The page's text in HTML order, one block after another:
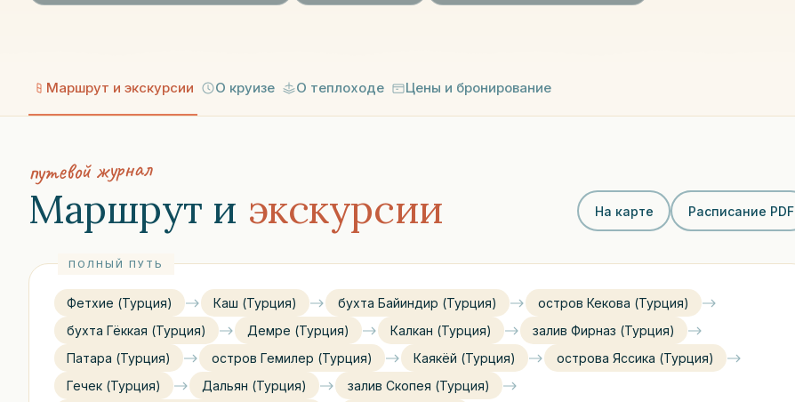
Маршрут и экскурсии О круизе О теплоходе Цены и бронирование
путевой журнал
Маршрут и экскурсии На карте Расписание PDF
ПОЛНЫЙ ПУТЬ
Фетхие (Турция) Каш (Турция) бухта Байиндир (Турция)
остров Кекова (Турция)
бухта Гёккая (Турция)
Демре (Турция) Калкан (Турция)
залив Фирназ (Турция)
Патара (Турция)
остров Гемилер (Турция) Каякёй (Турция)
острова Яссика (Турция)
Гечек (Турция)
Дальян (Турция)
залив Скопея (Турция)